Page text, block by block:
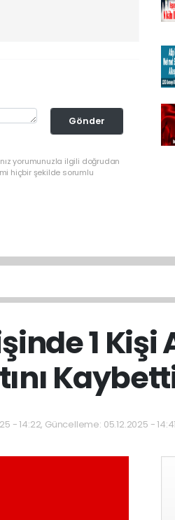
Gönder
yorumunuzla ilgili doğrudan
hiçbir şekilde sorumlu
1 Kişi
- 14:22, Güncelleme: 05.12.2025 - 14:41